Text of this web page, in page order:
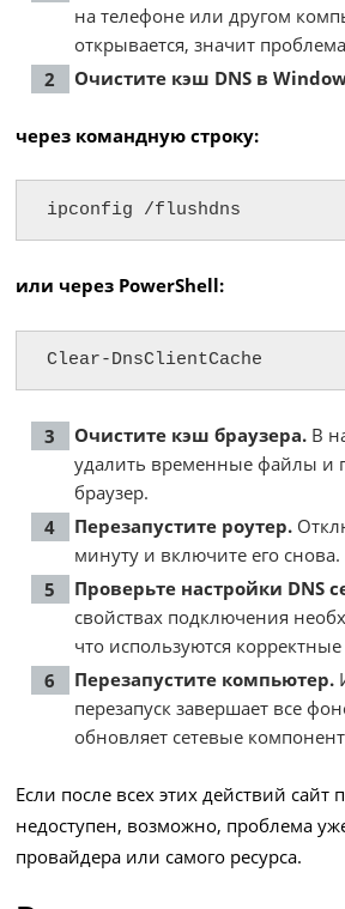
на телефоне или другом
открывается, значит
Очистите кэш DNS в
через командную строку:
ipconfig /flushdns
или через PowerShell:
Clear-DnsClientCache
Очистите кэш браузера.В
удалить временные файлы и
браузер.
Перезапустите роутер.
минуту и включите его снова.
Проверьте настройки DNS
свойствах подключения
что используются корректные
Перезапустите компьютер.
перезапуск завершает все
обновляет сетевые
Если после всех этих действий сайт
недоступен, возможно, проблема
провайдера или самого ресурса.